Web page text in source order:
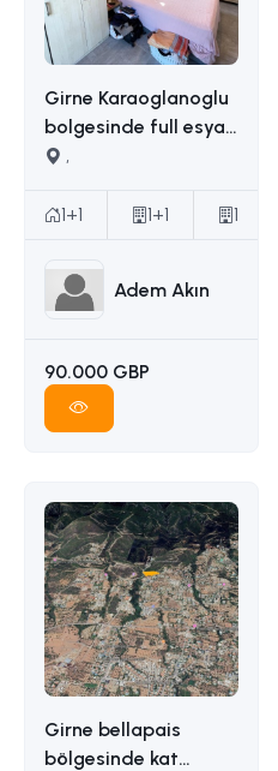
Girne Karaoglanoglu
bolgesinde full esyali
satilik 1+1 daire
05338314949
,
1+1 1+1 1
Adem Akın
90.000 GBP
Girne bellapais
bölgesinde kat